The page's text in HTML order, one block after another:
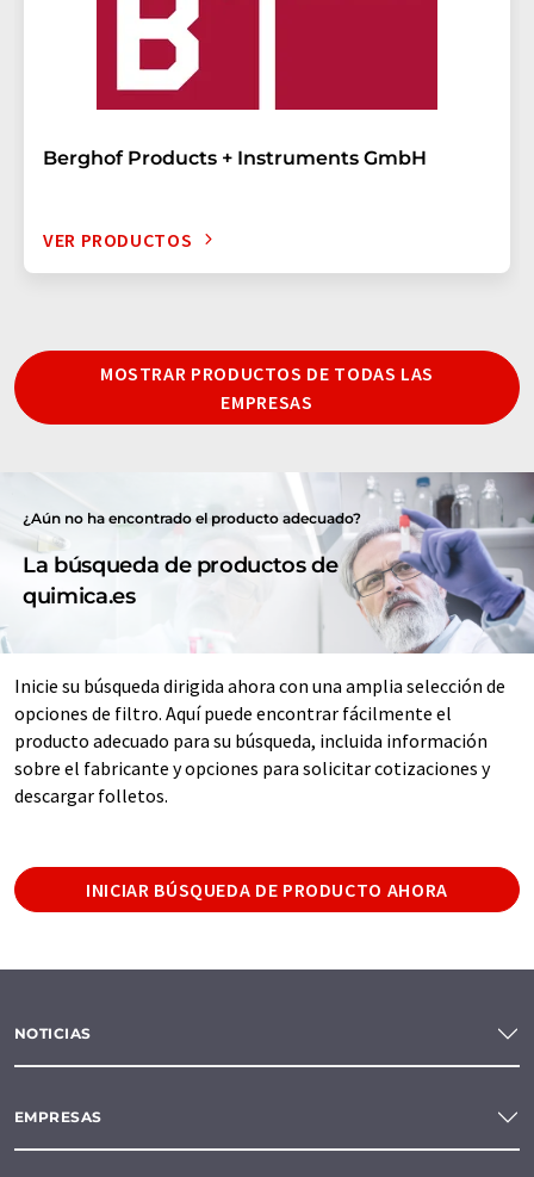
Berghof Products + Instruments GmbH
VER PRODUCTOS
MOSTRAR PRODUCTOS DE TODAS LAS
EMPRESAS
¿Aún no ha encontrado el producto adecuado?
La búsqueda de productos de
quimica.es
Inicie su búsqueda dirigida ahora con una amplia selección de
opciones de filtro. Aquí puede encontrar fácilmente el
producto adecuado para su búsqueda, incluida información
sobre el fabricante y opciones para solicitar cotizaciones y
descargar folletos.
INICIAR BÚSQUEDA DE PRODUCTO AHORA
NOTICIAS
EMPRESAS